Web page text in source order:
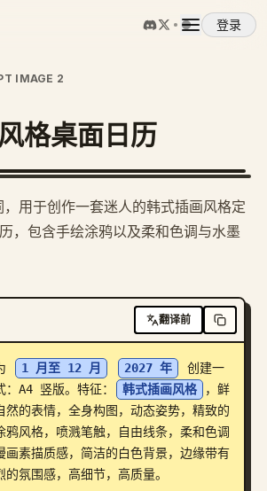
登录
IMAGE 2
格桌面日历
用于创作一套迷人的韩式插画风格定
，包含手绘涂鸦以及柔和色调与水墨
翻译前
1 月至 12 月 2027 年
创建一
A4 竖版。特征：
韩式插画风格
，鲜
然的表情，全身构图，动态姿势，精致的
鸦风格，喷溅笔触，自由线条，柔和色调
画素描质感，简洁的白色背景，边缘带有
氛围感，高细节，高质量。